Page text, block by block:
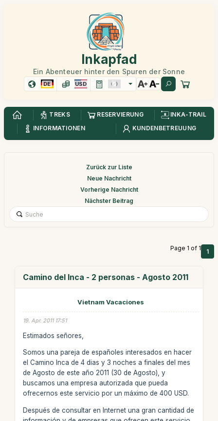
Inkapfad
Ein Abenteuer hinter den Spuren der Sonne
DE USD
TREKS RESERVIERUNG
INKA-TRAIL
INFORMATIONEN
KUNDENBETREUUNG
Zurück zur Liste
Neue Nachricht
Vorherige Nachricht
Nächster Beitrag
Page 1 of 1 1
Camino del Inca - 2 personas - Agosto 2011
Vietnam Vacaciones
19. Apr. 2011 17:51
Estimados señores,
Somos una pareja de españoles interesados en hacer
el Camino Inca de 4 dias y 3 noches a finales del mes
de Agosto de este año 2011 (30 de Agosto), y
buscamos una empresa autorizada que pueda
ofrecernos este servicio por un máximo de 400 USD.
Después de consultar en Internet una gran cantidad de